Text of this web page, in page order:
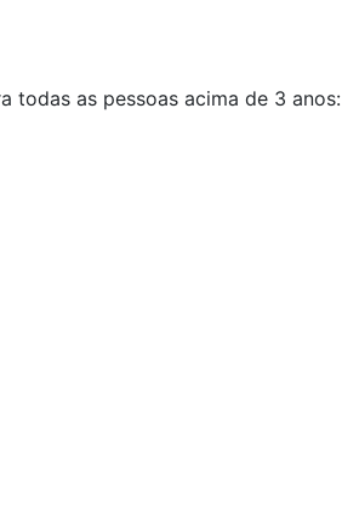
todas as pessoas acima de 3 anos: